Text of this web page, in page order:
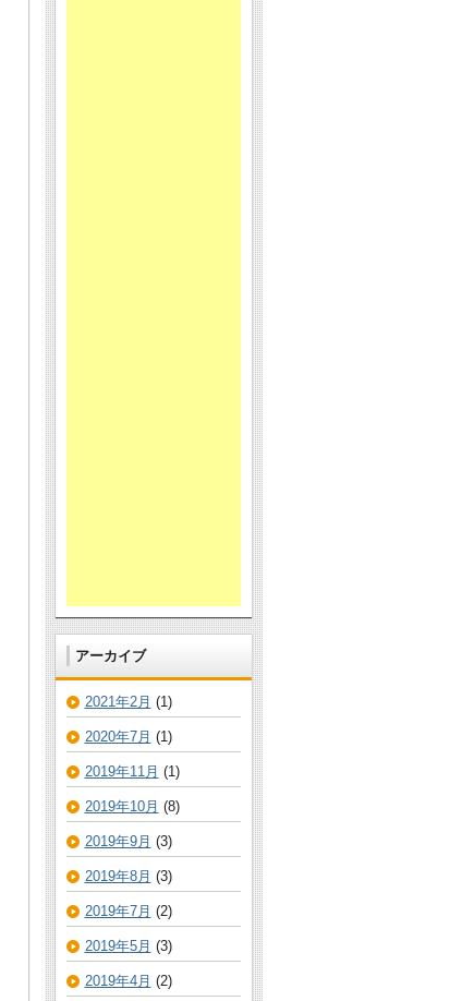
アーカイブ
2021年2月 (1)
2020年7月 (1)
2019年11月 (1)
2019年10月 (8)
2019年9月 (3)
2019年8月 (3)
2019年7月 (2)
2019年5月 (3)
2019年4月 (2)